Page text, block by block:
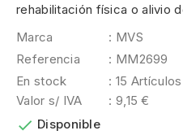
rehabilitación física o alivio
Marca
: MVS
Referencia
: MM2699
En stock
: 15 Artículos
Valor s/ IVA
: 9,15 €
 Disponible